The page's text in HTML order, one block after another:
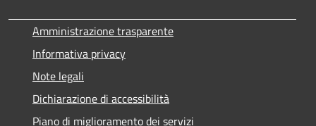
Amministrazione trasparente
Informativa privacy
Note legali
Dichiarazione di accessibilità
Piano di miglioramento dei servizi